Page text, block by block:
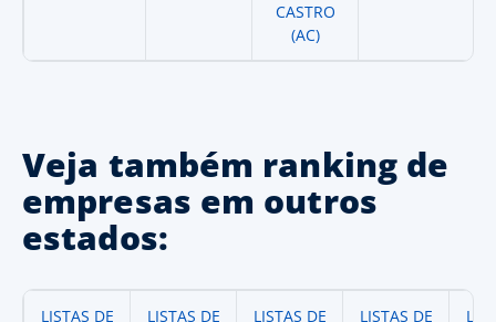
CASTRO
(AC)
Veja também ranking de
empresas em outros
estados:
LISTAS DE
LISTAS DE
LISTAS DE
LISTAS DE